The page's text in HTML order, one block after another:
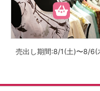
売出し期間:8/1(土)〜8/6(